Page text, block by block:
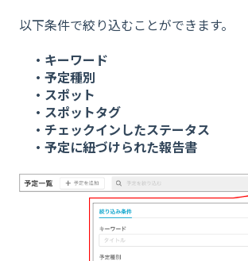
以下条件で絞り込むことができます。
・キーワード
・予定種別
・スポット
・スポットタグ
・ チェックインしたステータス
・予定に紐づけられた報告書